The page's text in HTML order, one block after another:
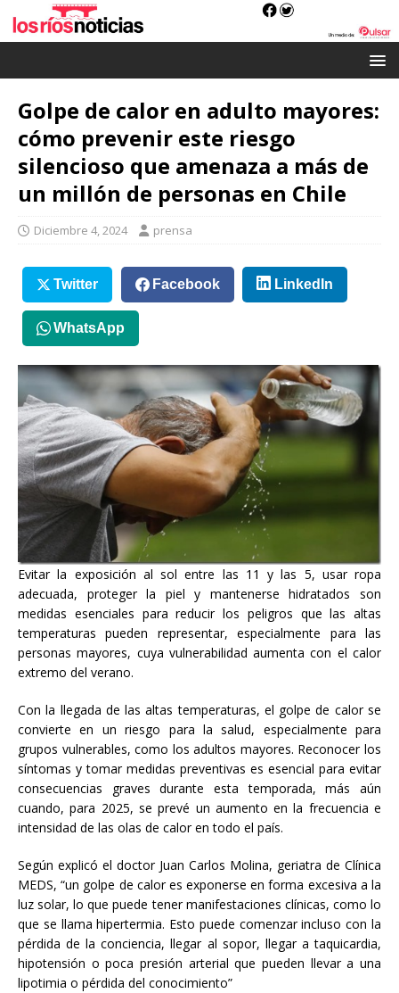
Golpe de calor en adulto mayores:
cómo prevenir este riesgo
silencioso que amenaza a más de
un millón de personas en Chile
Diciembre 4, 2024 prensa
Twitter Facebook LinkedIn
WhatsApp
Evitar la exposición al sol entre las 11 y las 5, usar ropa
adecuada, proteger la piel y mantenerse hidratados son
medidas esenciales para reducir los peligros que las altas
temperaturas pueden representar, especialmente para las
personas mayores, cuya vulnerabilidad aumenta con el calor
extremo del verano.
Con la llegada de las altas temperaturas, el golpe de calor se
convierte en un riesgo para la salud, especialmente para
grupos vulnerables, como los adultos mayores. Reconocer los
síntomas y tomar medidas preventivas es esencial para evitar
consecuencias graves durante esta temporada, más aún
cuando, para 2025, se prevé un aumento en la frecuencia e
intensidad de las olas de calor en todo el país.
Según explicó el doctor Juan Carlos Molina, geriatra de Clínica
MEDS, “un golpe de calor es exponerse en forma excesiva a la
luz solar, lo que puede tener manifestaciones clínicas, como lo
que se llama hipertermia. Esto puede comenzar incluso con la
pérdida de la conciencia, llegar al sopor, llegar a taquicardia,
hipotensión o poca presión arterial que pueden llevar a una
lipotimia o pérdida del conocimiento”